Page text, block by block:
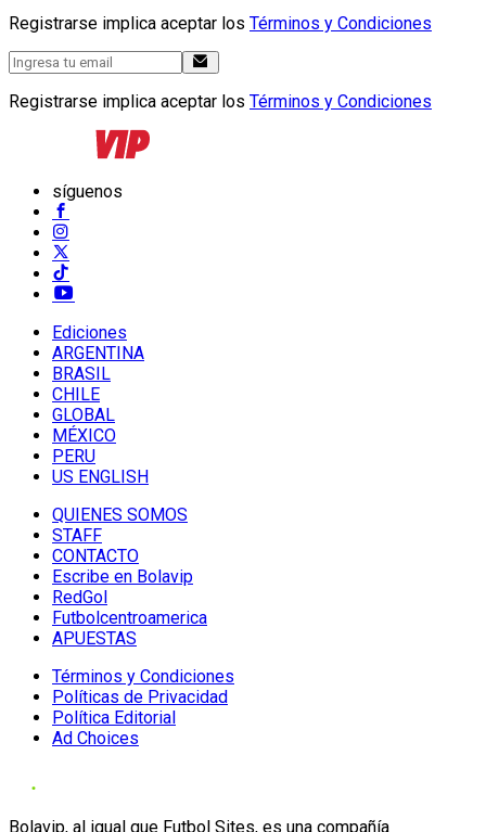
Registrarse implica aceptar los Términos y Condiciones
Registrarse implica aceptar los Términos y Condiciones
síguenos
Ediciones
ARGENTINA
BRASIL
CHILE
GLOBAL
MÉXICO
PERU
US ENGLISH
QUIENES SOMOS
STAFF
CONTACTO
Escribe en Bolavip
RedGol
Futbolcentroamerica
APUESTAS
Términos y Condiciones
Políticas de Privacidad
Política Editorial
Ad Choices
Bolavip, al igual que Futbol Sites, es una compañía